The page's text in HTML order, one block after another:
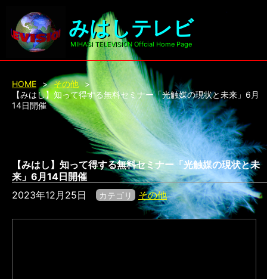
みはしテレビ
MIHASI TELEVISION Offcial Home Page
HOME > その他 >
【みはし】知って得する無料セミナー「光触媒の現状と未来」6月
14日開催
【みはし】知って得する無料セミナー「光触媒の現状と未
来」6月14日開催
2023年12月25日
カテゴリ その他